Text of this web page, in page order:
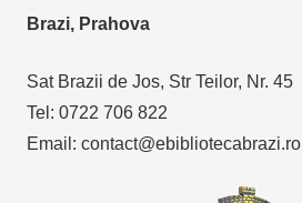
Brazi, Prahova
Sat Brazii de Jos, Str Teilor, Nr. 45
Tel: 0722 706 822
Email: contact@ebibliotecabrazi.ro